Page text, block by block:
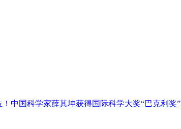
中国科学家薛其坤获得国际科学大奖“巴克利奖”